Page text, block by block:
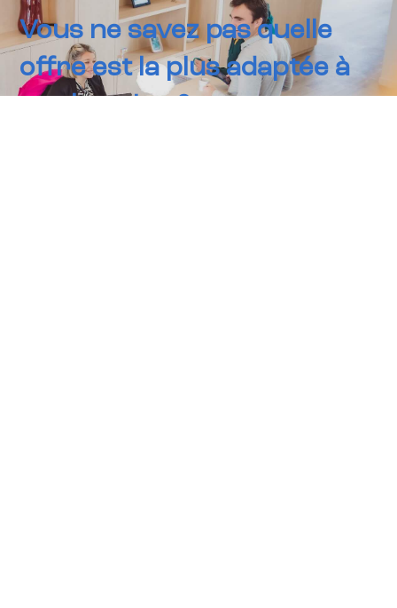
Vous ne savez pas quelle
offre est la plus adaptée à